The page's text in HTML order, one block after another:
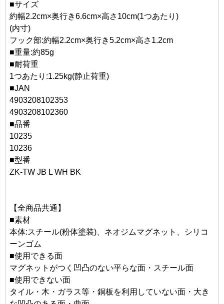
■サイズ
約幅2.2cm×奥行き6.6cm×高さ10cm(1つあたり)
(内寸)
フック部:約幅2.2cm×奥行き5.2cm×高さ1.2cm
■重量:約85g
■耐荷重
1つあたり:1.25kg(静止荷重)
■JAN
4903208102353
4903208102360
■品番
10235
10236
■型番
ZK-TW JB L WH BK
【全商品共通】
■素材
本体:スチール(粉体塗装)、ネオジムマグネット、シリコ
ーンゴム
■使用できる面
マグネットがつく凹凸のない平らな面・スチール面
■使用できない面
タイル・木・ガラス等・銅板を利用していない面・大き